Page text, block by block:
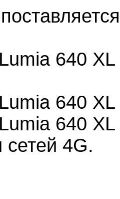
640
640
640
сетей 4G.